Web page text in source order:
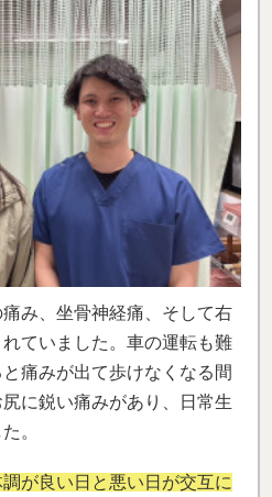
み、坐骨神経痛、そして右
ていました。車の運転も難
痛みが出て歩けなくなる間
に鋭い痛みがあり、日常生
。
が良い日と悪い日が交互に